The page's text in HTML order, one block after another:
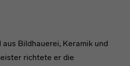
aus Bildhauerei, Keramik und
richtete er die